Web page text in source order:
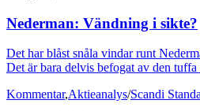
Nederman: Vändning i sikte?
Det har blåst snåla vindar runt
Det är bara delvis befogat av den tuffa
Kommentar,Aktieanalys/Scandi